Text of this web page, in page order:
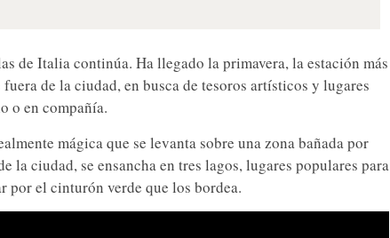
de Italia continúa. Ha llegado la primavera, la estación más
de la ciudad, en busca de tesoros artísticos y lugares
o en compañía.
mágica que se levanta sobre una zona bañada por
la ciudad, se ensancha en tres lagos, lugares populares para
por el cinturón verde que los bordea.